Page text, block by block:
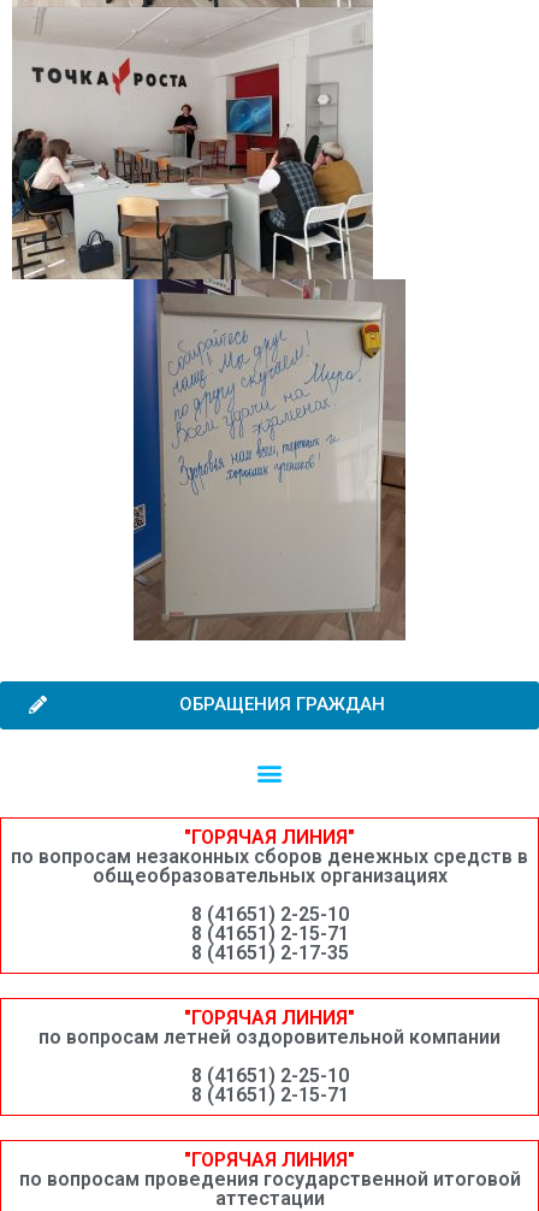
ОБРАЩЕНИЯ ГРАЖДАН
"ГОРЯЧАЯ ЛИНИЯ"
по вопросам незаконных сборов денежных средств в
общеобразовательных организациях
8 (41651) 2-25-10
8 (41651) 2-15-71
8 (41651) 2-17-35
"ГОРЯЧАЯ ЛИНИЯ"
по вопросам летней оздоровительной компании
8 (41651) 2-25-10
8 (41651) 2-15-71
"ГОРЯЧАЯ ЛИНИЯ"
по вопросам проведения государственной итоговой
аттестации